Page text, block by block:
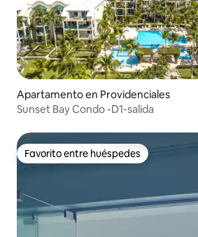
Apartamento en Providenciales
Sunset Bay Condo -D1-salida
Favorito entre huéspedes
Favorito entre huéspedes